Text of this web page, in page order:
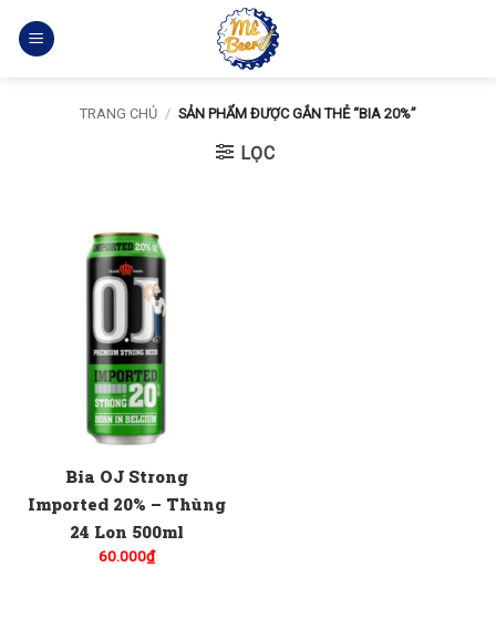
qua
TRANG CHỦ / SẢN PHẨM ĐƯỢC GẮN THẺ “BIA 20%”
LỌC
Bia OJ Strong
Imported 20% – Thùng
24 Lon 500ml
60.000₫